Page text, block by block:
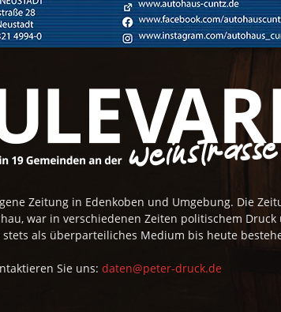
Zeitung in Edenkoben und Umgebung. Die
war in verschiedenen Zeiten politischem
als überparteiliches Medium bis heute
Sie uns:daten@peter-druck.de